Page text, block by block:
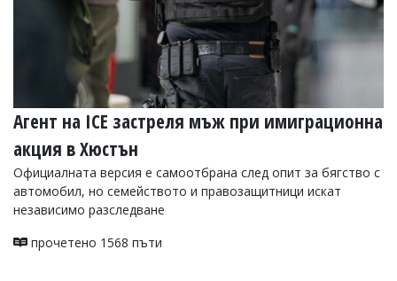
Агент на ICE застреля мъж при имиграционна
акция в Хюстън
Официалната версия е самоотбрана след опит за бягство с
автомобил, но семейството и правозащитници искат
независимо разследване
прочетено 1568 пъти